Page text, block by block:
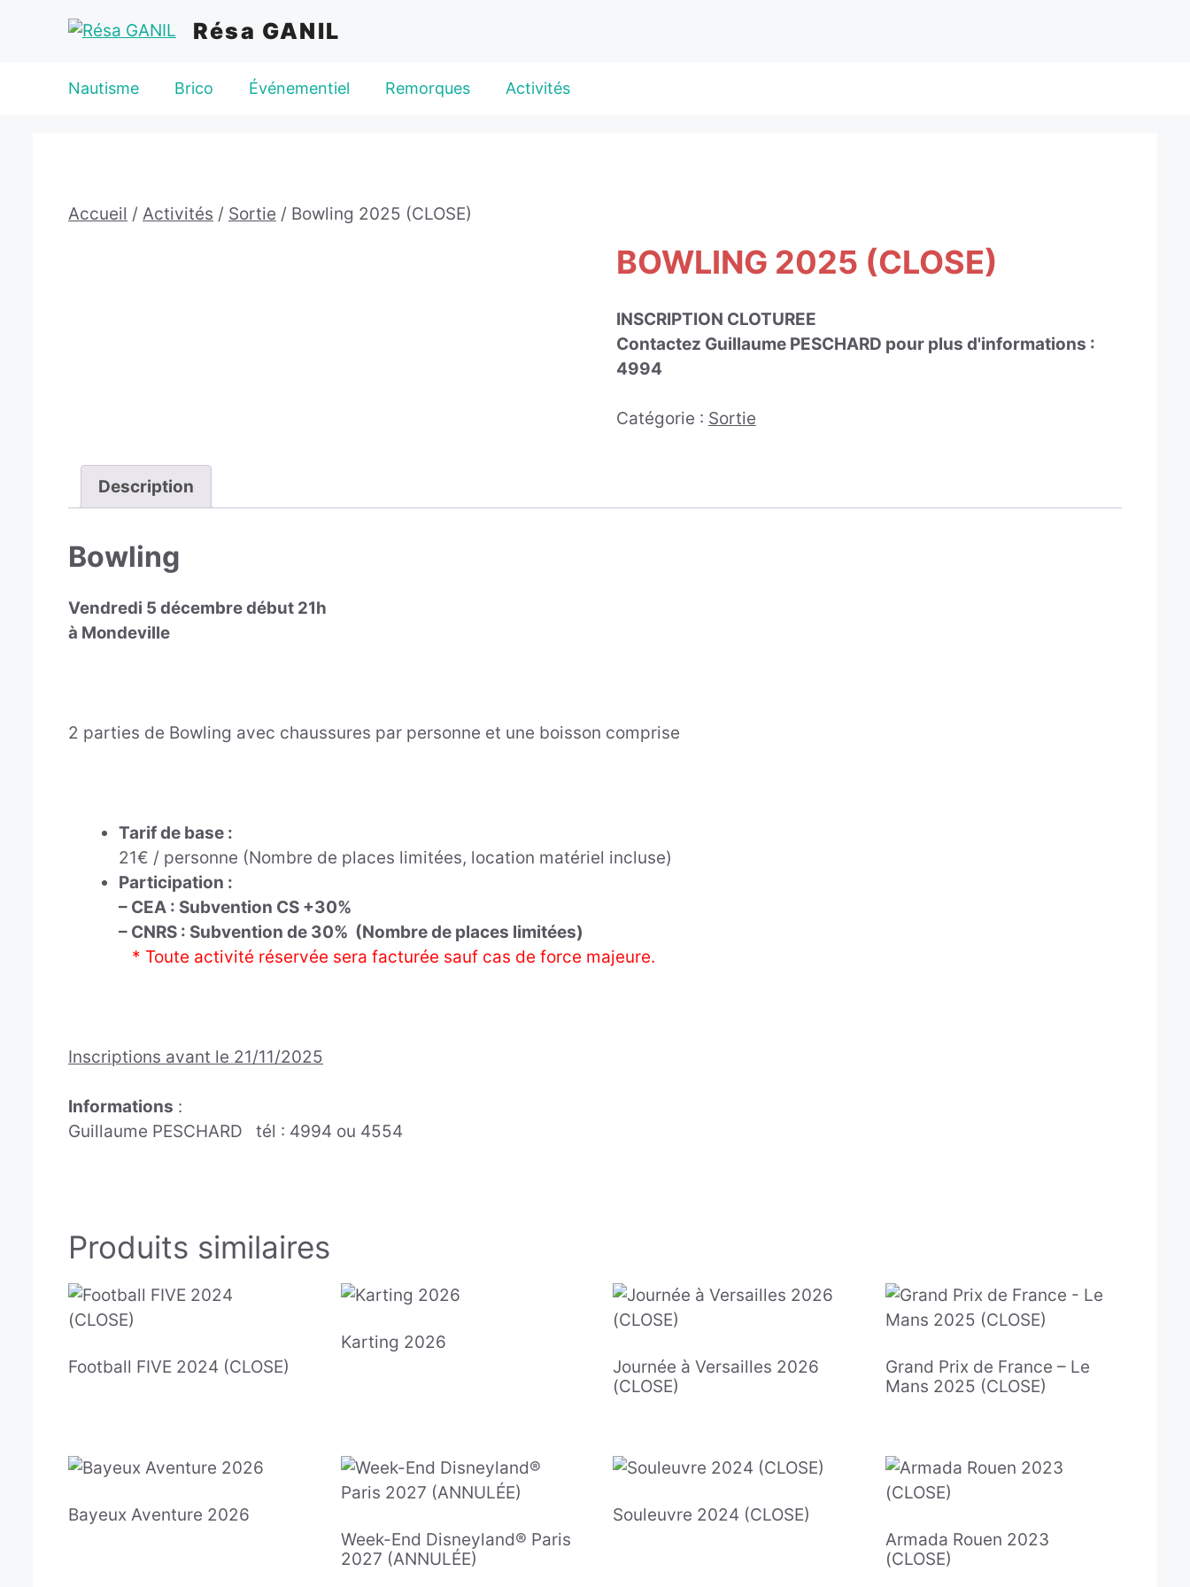
Résa GANIL
Nautisme Brico Événementiel Remorques Activités
Accueil / Activités / Sortie / Bowling 2025 (CLOSE)
BOWLING 2025 (CLOSE)
INSCRIPTION CLOTUREE
Contactez Guillaume PESCHARD pour plus d'informations :
4994
Catégorie : Sortie
Description
Bowling
Vendredi 5 décembre début 21h
à Mondeville
2 parties de Bowling avec chaussures par personne et une boisson comprise
Tarif de base :
21€ / personne (Nombre de places limitées, location matériel incluse)
Participation :
– CEA : Subvention CS +30%
– CNRS : Subvention de 30% (Nombre de places limitées)
* Toute activité réservée sera facturée sauf cas de force majeure.
Inscriptions avant le 21/11/2025
Informations :
Guillaume PESCHARD tél : 4994 ou 4554
Produits similaires
Football FIVE 2024 (CLOSE)
Karting 2026
Journée à Versailles 2026
(CLOSE)
Grand Prix de France – Le
Mans 2025 (CLOSE)
Bayeux Aventure 2026
Week-End Disneyland® Paris
2027 (ANNULÉE)
Souleuvre 2024 (CLOSE)
Armada Rouen 2023
(CLOSE)